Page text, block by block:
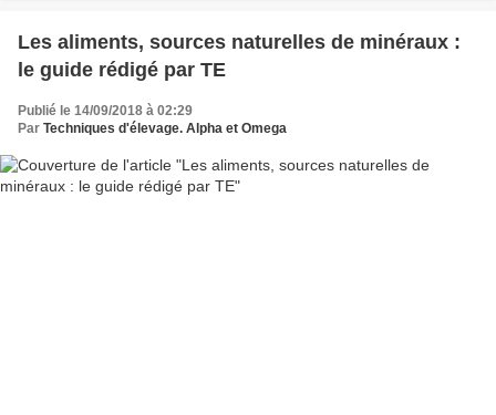
Les aliments, sources naturelles de minéraux :
le guide rédigé par TE
Publié le 14/09/2018 à 02:29
Par Techniques d'élevage. Alpha et Omega